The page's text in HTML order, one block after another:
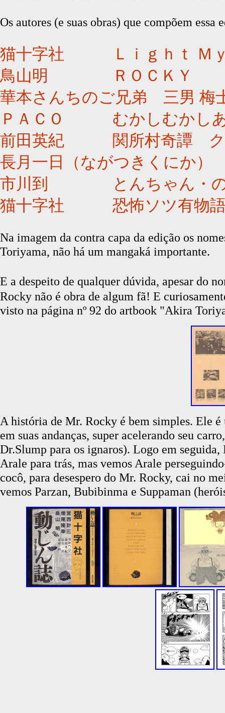
Os autores (e suas obras) que compõem essa
猫十字社 Ｌｉｇｈｔ Ｍ
鳥山明 ＲＯＣＫＹ
華本さんちのご兄弟 三男
ＰＡＣＯ むかしむかし
前田英紀 関所村奇譚 ク
長月一日（ながつきくに
市川到 とんちゃん・の
猫十字社 恐怖ソツ有物
Na imagem da contra capa da edição os
Toriyama, não há um mangaká importante.
E a despeito de qualquer dúvida, apesar do
Rocky não é obra de algum fã! E
visto na página nº 92 do artbook "Akira
A história de Mr. Rocky é bem simples. Ele
em suas andanças, super acelerando seu
Dr.Slump para os ignaros). Logo em
Arale para trás, mas vemos Arale
cocô, para desespero do Mr. Rocky, cai no
vemos Parzan, Bubibinma e Suppaman